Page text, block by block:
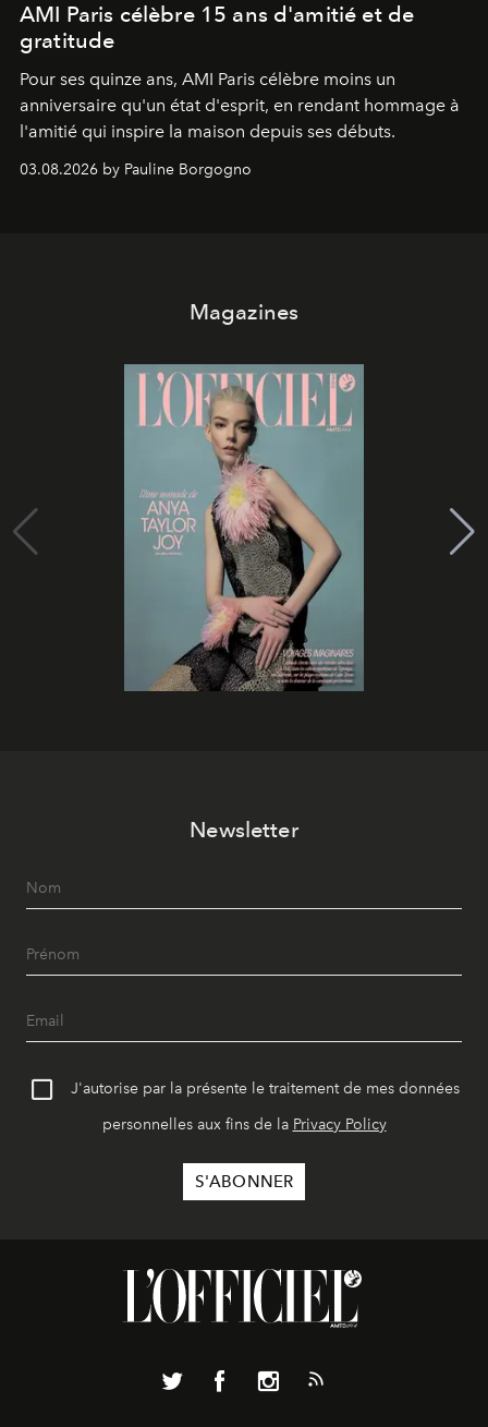
AMI Paris célèbre 15 ans d'amitié et de
gratitude
Pour ses quinze ans, AMI Paris célèbre moins un
anniversaire qu'un état d'esprit, en rendant hommage à
l'amitié qui inspire la maison depuis ses débuts.
03.08.2026 by Pauline Borgogno
Magazines
Newsletter
J'autorise par la présente le traitement de mes données
personnelles aux fins de la Privacy Policy